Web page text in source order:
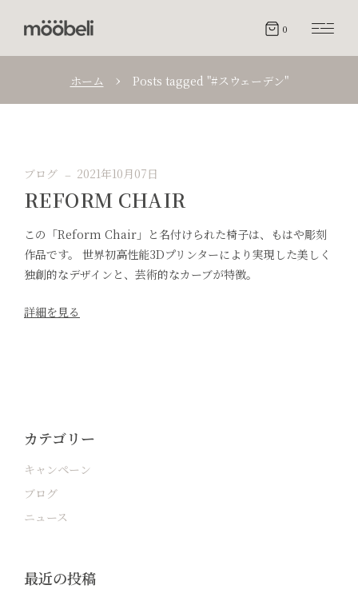
0
ホーム Posts tagged "#スウェーデン"
ブログ 2021年10月07日
REFORM CHAIR
この「Reform Chair」と名付けられた椅子は、もはや彫刻
作品です。 世界初高性能3Dプリンターにより実現した美しく
独創的なデザインと、芸術的なカーブが特徴。
詳細を見る
カテゴリー
キャンペーン
ブログ
ニュース
最近の投稿